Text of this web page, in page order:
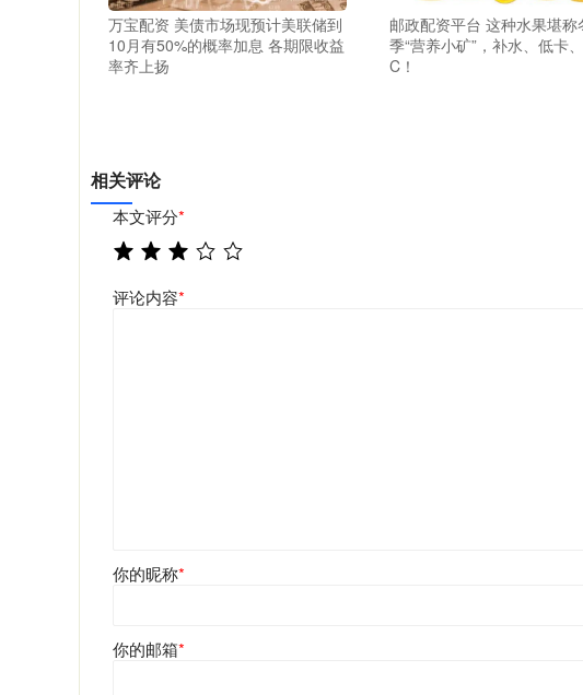
万宝配资 美债市场现预计美联储到
10月有50%的概率加息 各期限收益
率齐上扬
邮政配资平台 这种水果堪称
季“营养小矿”，补水、低卡
C！
相关评论
本文评分*
评论内容*
你的昵称*
你的邮箱*